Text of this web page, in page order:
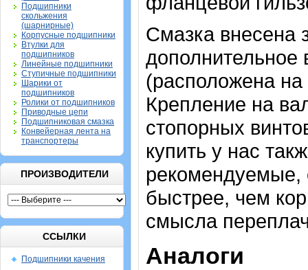
Подшипники
скольжения
(шарнирные)
Корпусные подшипники
Втулки для
подшипников
Линейные подшипники
Ступичные подшипники
Шарики от
подшипников
Ролики от подшипников
Приводные цепи
Подшипниковая смазка
Конвейерная лента на
транспортеры
ПРОИЗВОДИТЕЛИ
ССЫЛКИ
Подшипники качения
Смазка внесена
дополнительное
(расположена на
Крепление на
стопорных
купить у нас
рекомендуемые,
быстрее, чем
смысла
Аналоги